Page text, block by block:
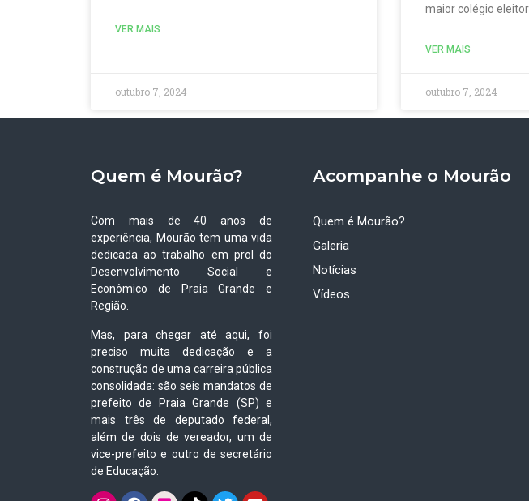
VER MAIS
outubro 7, 2024
maior colégio
VER MAIS
outubro 7, 2024
Quem é Mourão?
Com mais de 40 anos de
experiência, Mourão tem uma vida
dedicada ao trabalho em prol do
Desenvolvimento Social e
Econômico de Praia Grande e
Região.
Mas, para chegar até aqui, foi
preciso muita dedicação e a
construção de uma carreira pública
consolidada: são seis mandatos de
prefeito de Praia Grande (SP) e
mais três de deputado federal,
além de dois de vereador, um de
vice-prefeito e outro de secretário
de Educação.
Acompanhe o Mourão
Quem é Mourão?
Galeria
Notícias
Vídeos